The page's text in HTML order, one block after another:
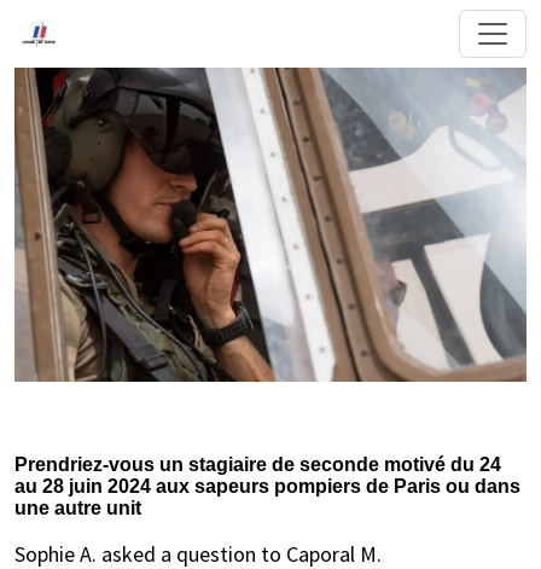
Prendriez-vous un stagiaire de seconde motivé du 24
au 28 juin 2024 aux sapeurs pompiers de Paris ou dans
une autre unit
Sophie A. asked a question to Caporal M.